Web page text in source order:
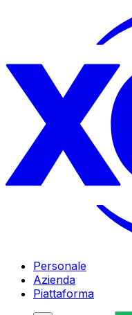
Personale
Azienda
Piattaforma